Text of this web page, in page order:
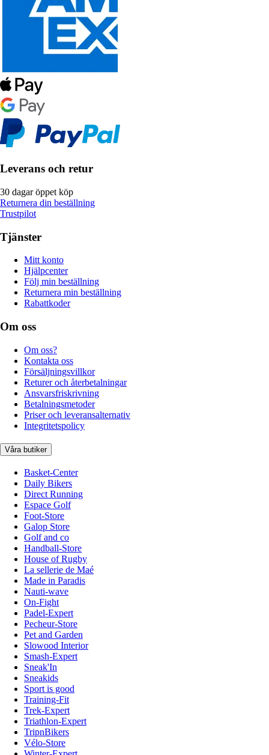
Leverans och retur
30 dagar öppet köp
Returnera din beställning
Trustpilot
Tjänster
Mitt konto
Hjälpcenter
Följ min beställning
Returnera min beställning
Rabattkoder
Om oss
Om oss?
Kontakta oss
Försäljningsvillkor
Returer och återbetalningar
Ansvarsfriskrivning
Betalningsmetoder
Priser och leveransalternativ
Integritetspolicy
Våra butiker
Basket-Center
Daily Bikers
Direct Running
Espace Golf
Foot-Store
Galop Store
Golf and co
Handball-Store
House of Rugby
La sellerie de Maé
Made in Paradis
Nauti-wave
On-Fight
Padel-Expert
Pecheur-Store
Pet and Garden
Slowood Interior
Smash-Expert
Sneak'In
Sneakids
Sport is good
Training-Fit
Trek-Expert
Triathlon-Expert
TripnBikers
Vélo-Store